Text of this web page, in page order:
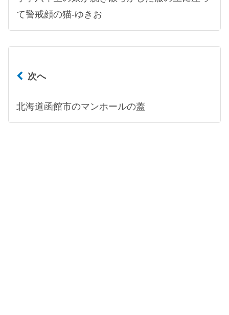
て警戒顔の猫-ゆきお
次へ
北海道函館市のマンホールの蓋